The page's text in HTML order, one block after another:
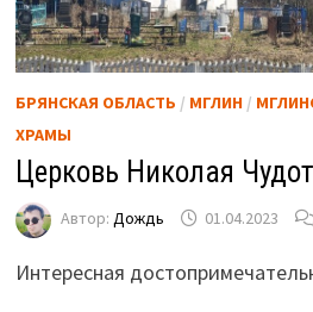
БРЯНСКАЯ ОБЛАСТЬ / МГЛИН/
ХРАМЫ
Церковь Николая
Автор: Дождь 01.04.2023
Интересная